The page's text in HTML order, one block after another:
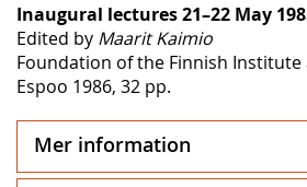
Inaugural lectures 21–22 May
Edited by Maarit Kaimio
Foundation of the Finnish Institute
Espoo 1986, 32 pp.
Mer information